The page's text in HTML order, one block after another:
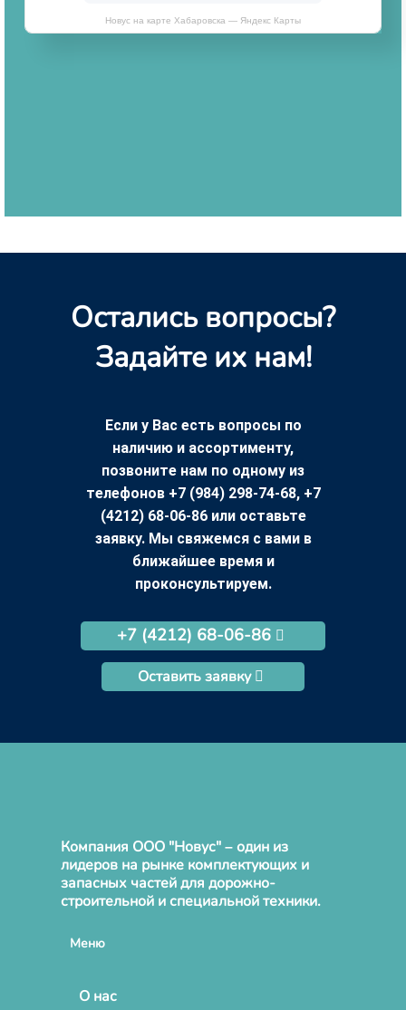
Новус на карте Хабаровска — Яндекс Карты
Остались вопросы?
Задайте их нам!
Если у Вас есть вопросы по
наличию и ассортименту,
позвоните нам по одному из
телефонов +7 (984) 298-74-68, +7
(4212) 68-06-86 или оставьте
заявку. Мы свяжемся с вами в
ближайшее время и
проконсультируем.
+7 (4212) 68-06-86
Оставить заявку
Компания ООО "Новус" – один из
лидеров на рынке комплектующих и
запасных частей для дорожно-
строительной и специальной техники.
Меню
О нас